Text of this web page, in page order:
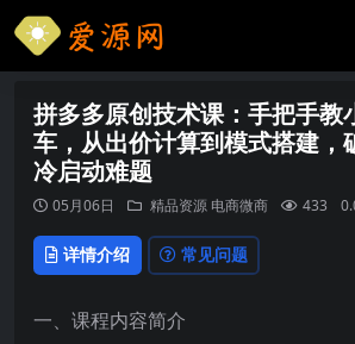
拼多多原创技术课：手把手教
车，从出价计算到模式搭建，
冷启动难题
05月06日 精品资源 电商微商 433
详情介绍 常见问题
一、课程内容简介